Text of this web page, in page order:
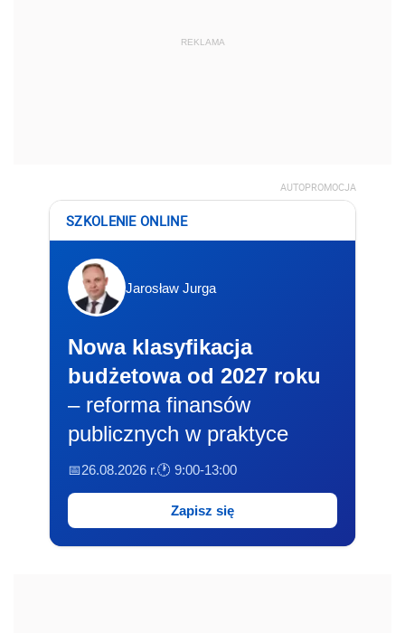
REKLAMA
AUTOPROMOCJA
SZKOLENIE ONLINE
Jarosław Jurga
Nowa klasyfikacja
budżetowa od 2027 roku
– reforma finansów
publicznych w praktyce
📅26.08.2026 r.🕐 9:00-13:00
Zapisz się